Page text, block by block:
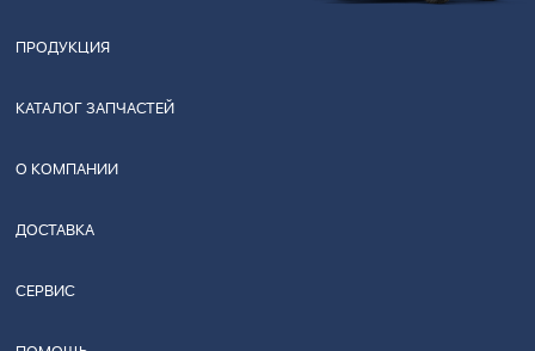
ПРОДУКЦИЯ
КАТАЛОГ ЗАПЧАСТЕЙ
О КОМПАНИИ
ДОСТАВКА
СЕРВИС